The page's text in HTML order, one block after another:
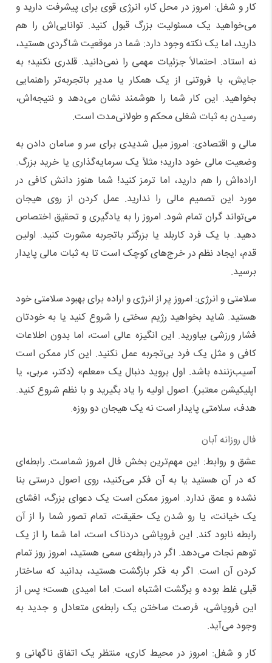
کار و شغل: امروز در محل کار، انرژی قوی برای پیشرفت دارید و
می‌خواهید یک مسئولیت بزرگ قبول کنید. توانایی‌اش را هم
دارید، اما یک نکته وجود دارد: شما در موقعیت شاگردی هستید،
نه استاد. احتمالاً جزئیات مهمی را نمی‌دانید. قلدری نکنید؛ به
جایش، با فروتنی از یک همکار یا مدیر باتجربه‌تر راهنمایی
بخواهید. این کار شما را هوشمند نشان می‌دهد و نتیجه‌اش،
رسیدن به ثبات شغلی محکم و طولانی‌مدت است.
مالی و اقتصادی: امروز میل شدیدی برای سر و سامان دادن به
وضعیت مالی خود دارید؛ مثلاً یک سرمایه‌گذاری یا خرید بزرگ.
اراده‌اش را هم دارید، اما ترمز کنید! شما هنوز دانش کافی در
مورد این تصمیم مالی را ندارید. عمل کردن از روی هیجان
می‌تواند گران تمام شود. امروز را به یادگیری و تحقیق اختصاص
دهید. با یک فرد کاربلد یا بزرگتر باتجربه مشورت کنید. اولین
قدم، ایجاد نظم در خرج‌های کوچک است تا به ثبات مالی پایدار
برسید.
سلامتی و انرژی: امروز پر از انرژی و اراده برای بهبود سلامتی خود
هستید. شاید بخواهید رژیم سختی را شروع کنید یا به خودتان
فشار ورزشی بیاورید. این انگیزه عالی است، اما بدون اطلاعات
کافی و مثل یک فرد بی‌تجربه عمل نکنید. این کار ممکن است
آسیب‌زننده باشد. اول بروید دنبال یک «معلم» (دکتر، مربی، یا
اپلیکیشن معتبر). اصول اولیه را یاد بگیرید و با نظم شروع کنید.
هدف، سلامتی پایدار است نه یک هیجان دو روزه.
فال روزانه آبان
عشق و روابط: این مهم‌ترین بخش فال امروز شماست. رابطه‌ای
که در آن هستید یا به آن فکر می‌کنید، روی اصول درستی بنا
نشده و عمق ندارد. امروز ممکن است یک دعوای بزرگ، افشای
یک خیانت، یا رو شدن یک حقیقت، تمام تصور شما را از آن
رابطه نابود کند. این فروپاشی دردناک است، اما شما را از یک
توهم نجات می‌دهد. اگر در رابطه‌ی سمی هستید، امروز روز تمام
کردن آن است. اگر به فکر بازگشت هستید، بدانید که ساختار
قبلی غلط بوده و برگشت اشتباه است. اما امیدی هست؛ پس از
این فروپاشی، فرصت ساختن یک رابطه‌ی متعادل و جدید به
وجود می‌آید.
کار و شغل: امروز در محیط کاری، منتظر یک اتفاق ناگهانی و